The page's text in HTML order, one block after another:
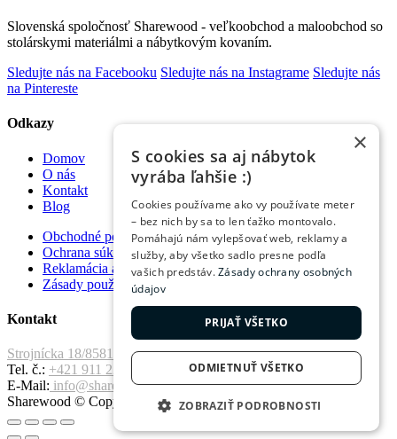
Slovenská spoločnosť Sharewood - veľkoobchod a maloobchod so
stolárskymi materiálmi a nábytkovým kovaním.
Sledujte nás na Facebooku Sledujte nás na Instagrame Sledujte nás
na Pintereste
Odkazy
Domov
O nás
Kontakt
Blog
Obchodné podmienky
Ochrana súkromia
Reklamácia a vrátenie tovaru
Zásady používania súborov cookie
Kontakt
Strojnícka 18/8581 Prešov, 080 01
Tel. č.: +421 911 221 411
E-Mail: info@sharewood.com
Sharewood © Copyright 2026. All Rights Reserved.
×
S cookies sa aj nábytok
vyrába ľahšie :)
Cookies používame ako vy používate meter
– bez nich by sa to len ťažko montovalo.
Pomáhajú nám vylepšovať web, reklamy a
služby, aby všetko sadlo presne podľa
vašich predstáv.Zásady ochrany osobných
údajov
PRIJAŤ VŠETKO
ODMIETNUŤ VŠETKO
ZOBRAZIŤ PODROBNOSTI